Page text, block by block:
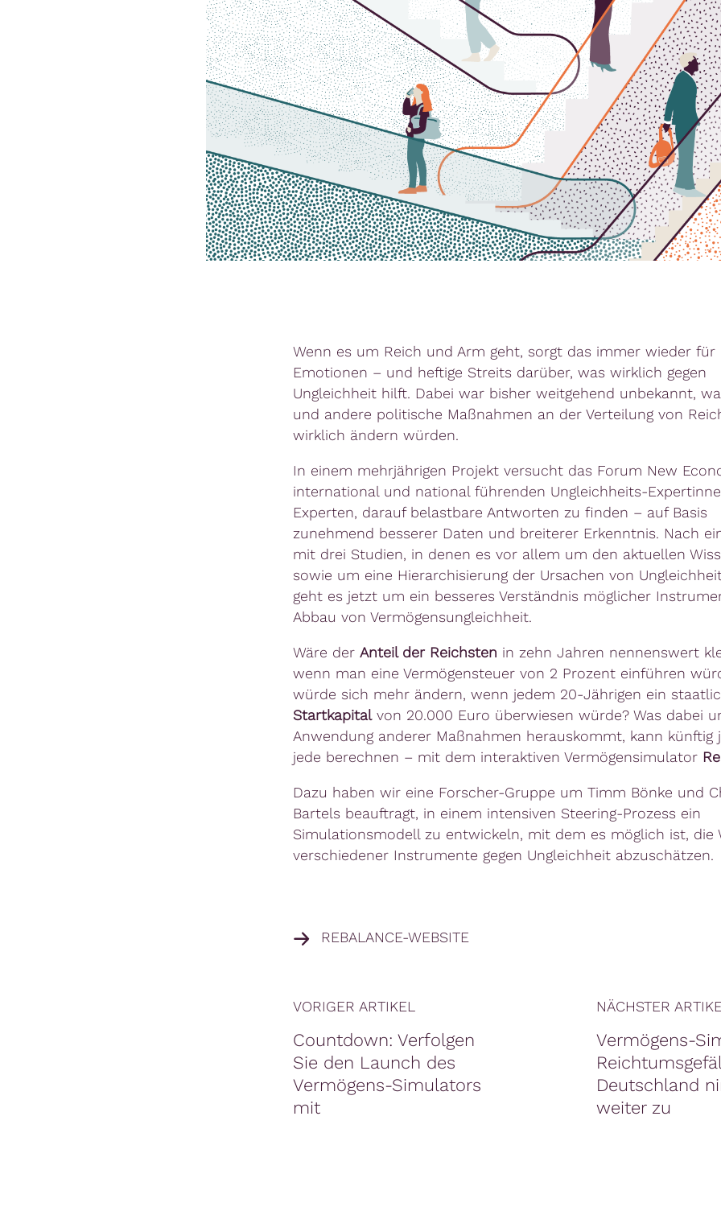
Wenn es um Reich und Arm geht, sorgt das immer wieder für
Emotionen – und heftige Streits darüber, was wirklich gegen
Ungleichheit hilft. Dabei war bisher weitgehend unbekannt,
und andere politische Maßnahmen an der Verteilung von
wirklich ändern würden.
In einem mehrjährigen Projekt versucht das Forum New
international und national führenden Ungleichheits-
Experten, darauf belastbare Antworten zu finden – auf Basis
zunehmend besserer Daten und breiterer Erkenntnis. Nach
mit drei Studien, in denen es vor allem um den aktuellen
sowie um eine Hierarchisierung der Ursachen von
geht es jetzt um ein besseres Verständnis möglicher
Abbau von Vermögensungleichheit.
Wäre der Anteil der Reichsten in zehn Jahren nennenswert
wenn man eine Vermögensteuer von 2 Prozent einführen
würde sich mehr ändern, wenn jedem 20-Jährigen ein
Startkapitalvon 20.000 Euro überwiesen würde? Was dabei
Anwendung anderer Maßnahmen herauskommt, kann künftig
jede berechnen – mit dem interaktiven Vermögensimulator
Dazu haben wir eine Forscher-Gruppe um Timm Bönke und
Bartels beauftragt, in einem intensiven Steering-Prozess ein
Simulationsmodell zu entwickeln, mit dem es möglich ist, die
verschiedener Instrumente gegen Ungleichheit abzuschätzen.
REBALANCE-WEBSITE
VORIGER ARTIKEL
Countdown: Verfolgen
Sie den Launch des
Vermögens-Simulators
mit
NÄCHSTER
Vermögens-
Deutschland
weiter zu